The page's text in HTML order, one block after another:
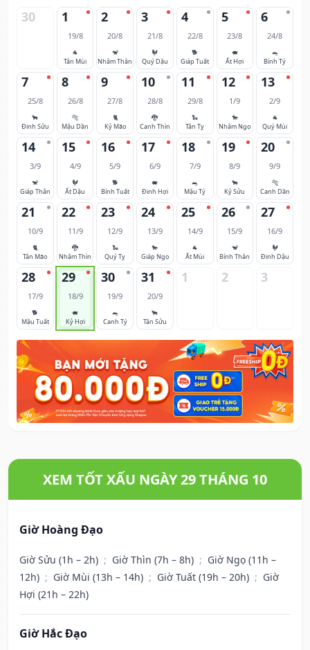
30 1
19/8
🐐
Tân Mùi
2
20/8
🐒
Nhâm Thân
3
21/8
🐓
Quý Dậu
4
22/8
🐕
Giáp Tuất
5
23/8
🐖
Ất Hợi
6
24/8
🐀
Bính Tý
7
25/8
🐂
Đinh Sửu
8
26/8
🐅
Mậu Dần
9
27/8
🐈
Kỷ Mão
10
28/8
🐉
Canh Thìn
11
29/8
🐍
Tân Tỵ
12
1/9
🐎
Nhâm Ngọ
13
2/9
🐐
Quý Mùi
14
3/9
🐒
Giáp Thân
15
4/9
🐓
Ất Dậu
16
5/9
🐕
Bính Tuất
17
6/9
🐖
Đinh Hợi
18
7/9
🐀
Mậu Tý
19
8/9
🐂
Kỷ Sửu
20
9/9
🐅
Canh Dần
21
10/9
🐈
Tân Mão
22
11/9
🐉
Nhâm Thìn
23
12/9
🐍
Quý Tỵ
24
13/9
🐎
Giáp Ngọ
25
14/9
🐐
Ất Mùi
26
15/9
🐒
Bính Thân
27
16/9
🐓
Đinh Dậu
28
17/9
🐕
Mậu Tuất
29
18/9
🐖
Kỷ Hợi
30
19/9
🐀
Canh Tý
31
20/9
🐂
Tân Sửu
1 2 3
XEM TỐT XẤU NGÀY 29 THÁNG 10
Giờ Hoàng Đạo
Giờ Sửu (1h – 2h) ; Giờ Thìn (7h – 8h) ; Giờ Ngọ (11h –
12h) ; Giờ Mùi (13h – 14h) ; Giờ Tuất (19h – 20h) ; Giờ
Hợi (21h – 22h)
Giờ Hắc Đạo